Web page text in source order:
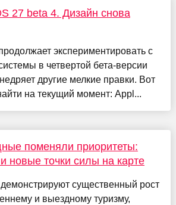
27 beta 4. Дизайн снова
экспериментировать с
в четвертой бета-версии
другие мелкие правки. Вот
на текущий момент: Appl...
поменяли приоритеты:
новые точки силы на карте
существенный рост
и выездному туризму,